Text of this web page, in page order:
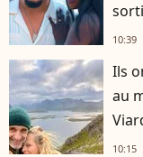
10:39
Ils
au
10:15